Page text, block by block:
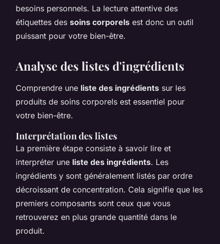
besoins personnels. La lecture attentive des
étiquettes des soins corporels est donc un outil
puissant pour votre bien-être.
Analyse des listes d'ingrédients
Comprendre une liste des ingrédients sur les
produits de soins corporels est essentiel pour
votre bien-être.
Interprétation des listes
La première étape consiste à savoir lire et
interpréter une liste des ingrédients. Les
ingrédients y sont généralement listés par ordre
décroissant de concentration. Cela signifie que les
premiers composants sont ceux que vous
retrouverez en plus grande quantité dans le
produit.